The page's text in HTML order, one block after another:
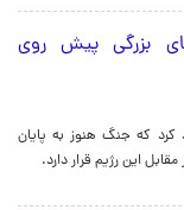
بزرگی پیش روی
که جنگ هنوز به پایان
این رژیم قرار دارد.